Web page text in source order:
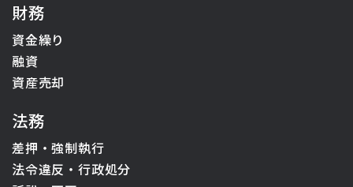
財務
資金繰り
融資
資産売却
法務
差押・強制執行
法令違反・行政処分